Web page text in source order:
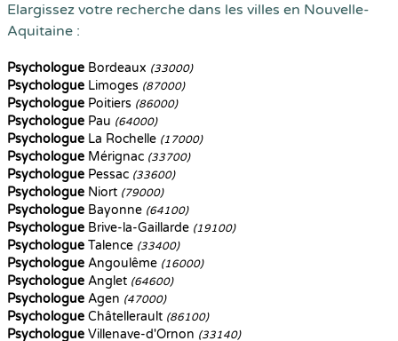
Elargissez votre recherche dans les villes en Nouvelle-
Aquitaine :
Psychologue Bordeaux (33000)
Psychologue Limoges (87000)
Psychologue Poitiers (86000)
Psychologue Pau (64000)
Psychologue La Rochelle (17000)
Psychologue Mérignac (33700)
Psychologue Pessac (33600)
Psychologue Niort (79000)
Psychologue Bayonne (64100)
Psychologue Brive-la-Gaillarde (19100)
Psychologue Talence (33400)
Psychologue Angoulême (16000)
Psychologue Anglet (64600)
Psychologue Agen (47000)
Psychologue Châtellerault (86100)
Psychologue Villenave-d'Ornon (33140)